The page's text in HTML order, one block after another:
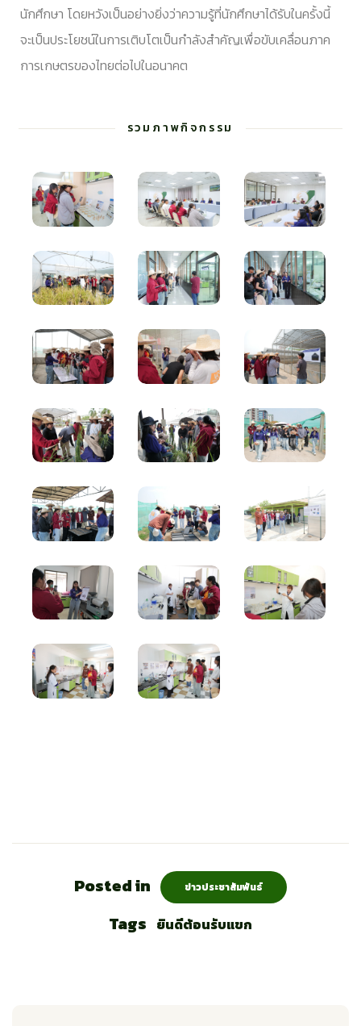
นักศึกษา โดยหวังเป็นอย่างยิ่งว่าความรู้ที่นักศึกษาได้รับในครั้งนี้
จะเป็นประโยชน์ในการเติบโตเป็นกำลังสำคัญเพื่อขับเคลื่อนภาค
การเกษตรของไทยต่อไปในอนาคต
รวมภาพกิจกรรม
Posted in ข่าวประชาสัมพันธ์
Tags ยินดีต้อนรับแขก